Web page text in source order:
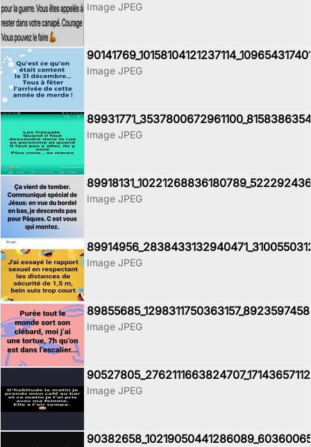
Image JPEG
Image JPEG
Image JPEG
Image JPEG
Image JPEG
Image JPEG
Image JPEG